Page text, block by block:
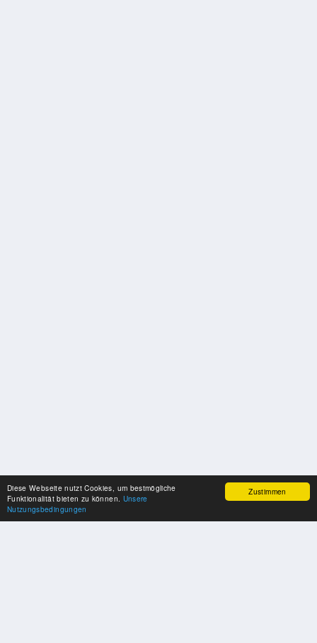
Zustimmen
Diese Webseite nutzt Cookies, um bestmögliche
Funktionalität bieten zu können. Unsere
Nutzungsbedingungen